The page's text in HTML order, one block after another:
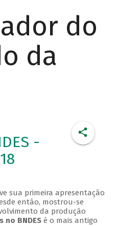
do
da
-
sua primeira apresentação
então, mostrou-se
da produção
no BNDESé o mais antigo